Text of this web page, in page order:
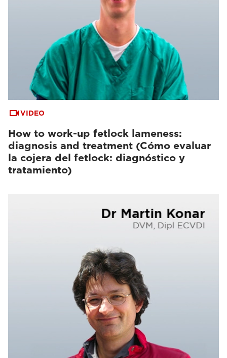
VIDEO
How to work-up fetlock lameness:
diagnosis and treatment (Cómo evaluar
la cojera del fetlock: diagnóstico y
tratamiento)